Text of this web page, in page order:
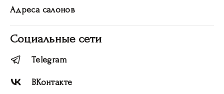
Адреса салонов
Социальные сети
Telegram
ВКонтакте